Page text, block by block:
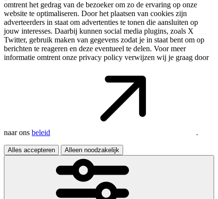
omtrent het gedrag van de bezoeker om zo de ervaring op onze
website te optimaliseren. Door het plaatsen van cookies zijn
adverteerders in staat om advertenties te tonen die aansluiten op
jouw interesses. Daarbij kunnen social media plugins, zoals X
Twitter, gebruik maken van gegevens zodat je in staat bent om op
berichten te reageren en deze eventueel te delen. Voor meer
informatie omtrent onze privacy policy verwijzen wij je graag door
naar ons beleid .
Alles accepteren Alleen noodzakelijk